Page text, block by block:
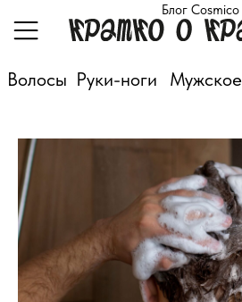
Блог Cosmico
Мужское
Руки-ноги
Волосы